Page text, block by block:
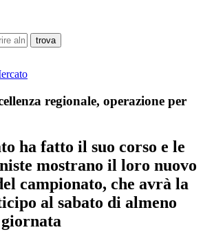
regionale, operazione per
ha fatto il suo corso e le
mostrano il loro nuovo
campionato, che avrà la
al sabato di almeno